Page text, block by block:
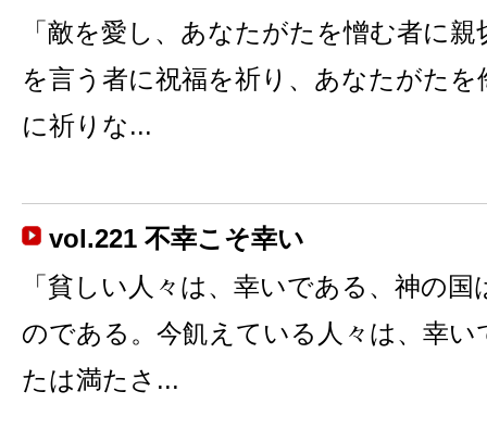
「敵を愛し、あなたがたを憎む者に
を言う者に祝福を祈り、あなたがた
に祈りな...
vol.221 不幸こそ幸い
「貧しい人々は、幸いである、神の
のである。今飢えている人々は、幸
たは満たさ...